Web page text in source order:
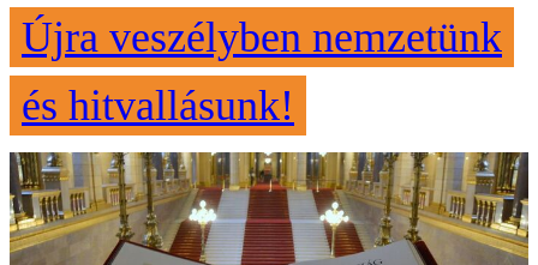
Újra veszélyben nemzetünk
és hitvallásunk!